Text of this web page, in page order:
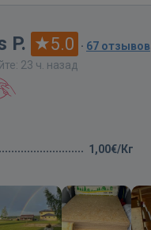
P. 5.0 · 67 отзывов
23 ч. назад
1,00€/Кг